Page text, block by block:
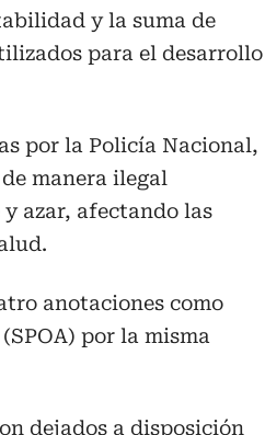
y la suma de
para el desarrollo
por la Policía Nacional,
manera ilegal
azar, afectando las
anotaciones como
por la misma
dejados a disposición